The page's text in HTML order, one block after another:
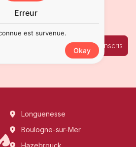
à notre Newsletter !
Je m'inscris
Longuenesse
Boulogne-sur-Mer
Hazebrouck
Erreur
est survenue.
Okay